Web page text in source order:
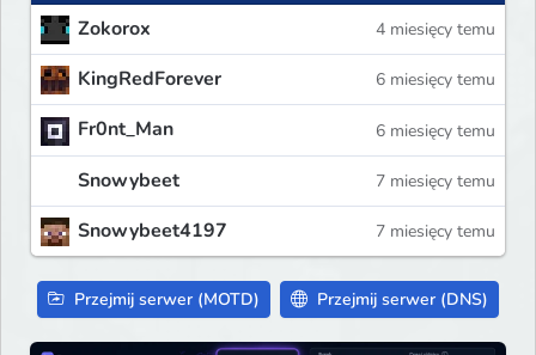
Zokorox 4 miesięcy temu
KingRedForever 6 miesięcy temu
Fr0nt_Man 6 miesięcy temu
Snowybeet 7 miesięcy temu
Snowybeet4197 7 miesięcy temu
Przejmij serwer (MOTD) Przejmij serwer (DNS)